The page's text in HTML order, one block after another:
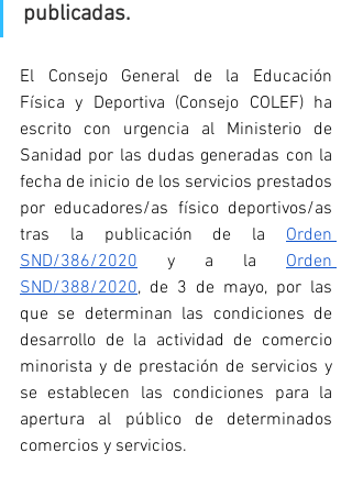
publicadas.
El Consejo General de la Educación
Física y Deportiva (Consejo COLEF) ha
escrito con urgencia al Ministerio de
Sanidad por las dudas generadas con la
fecha de inicio de los servicios prestados
por educadores/as físico deportivos/as
tras la publicación de la Orden
SND/386/2020 y a la Orden
SND/388/2020, de 3 de mayo, por las
que se determinan las condiciones de
desarrollo de la actividad de comercio
minorista y de prestación de servicios y
se establecen las condiciones para la
apertura al público de determinados
comercios y servicios.